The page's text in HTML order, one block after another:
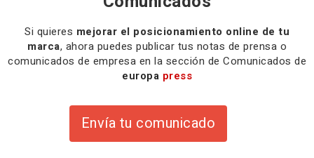
Si quieres mejorar el posicionamiento online de tu
marca, ahora puedes publicar tus notas de prensa o
comunicados de empresa en la sección de Comunicados de
europa press
Envía tu comunicado